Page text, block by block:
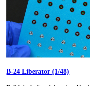
B-24 Liberator (1/48)